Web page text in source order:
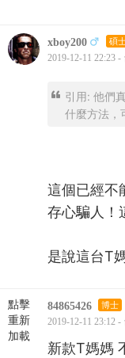
xboy200 碩
2019-12-11 22:23 -
引用: 他們
什麼方法，
這個已經不
存心騙人！
是說這台T
點擊
重新
加載
84865426 博士
2019-12-11 23:12 -
新款T媽媽